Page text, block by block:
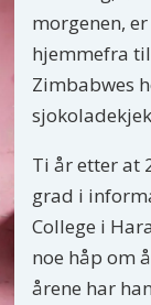
morgenen,
hjemmefra
Zimbabwes
Ti år etter at
grad i
College i
noe håp om
årene har